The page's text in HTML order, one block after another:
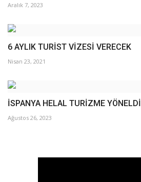
Aralık 7, 2023
6 AYLIK TURİST VİZESİ VERECEK
Nisan 23, 2021
İSPANYA HELAL TURİZME YÖNELDİ
Ağustos 26, 2023